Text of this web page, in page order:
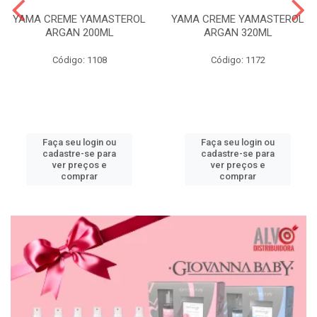
YAMA CREME YAMASTEROL
ARGAN 200ML
Código: 1108
Faça seu login ou
cadastre-se para
ver preços e
comprar
YAMA CREME YAMASTEROL
ARGAN 320ML
Código: 1172
Faça seu login ou
cadastre-se para
ver preços e
comprar